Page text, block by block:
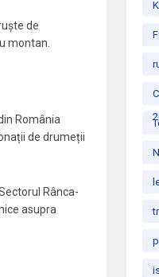
de
montan.
România
de drumeții
Rânca-
asupra